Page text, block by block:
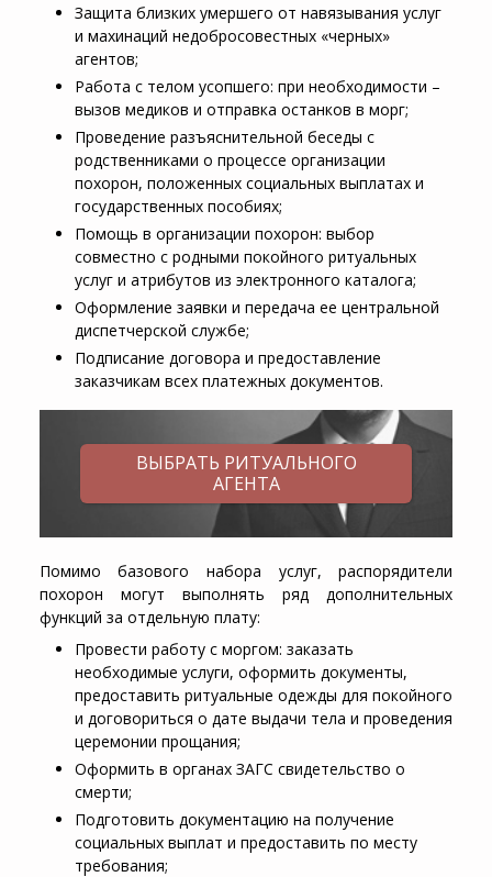
Защита близких умершего от навязывания услуг
и махинаций недобросовестных «черных»
агентов;
Работа с телом усопшего: при необходимости –
вызов медиков и отправка останков в морг;
Проведение разъяснительной беседы с
родственниками о процессе организации
похорон, положенных социальных выплатах и
государственных пособиях;
Помощь в организации похорон: выбор
совместно с родными покойного ритуальных
услуг и атрибутов из электронного каталога;
Оформление заявки и передача ее центральной
диспетчерской службе;
Подписание договора и предоставление
заказчикам всех платежных документов.
ВЫБРАТЬ РИТУАЛЬНОГО
АГЕНТА
Помимо базового набора услуг, распорядители
похорон могут выполнять ряд дополнительных
функций за отдельную плату:
Провести работу с моргом: заказать
необходимые услуги, оформить документы,
предоставить ритуальные одежды для покойного
и договориться о дате выдачи тела и проведения
церемонии прощания;
Оформить в органах ЗАГС свидетельство о
смерти;
Подготовить документацию на получение
социальных выплат и предоставить по месту
требования;